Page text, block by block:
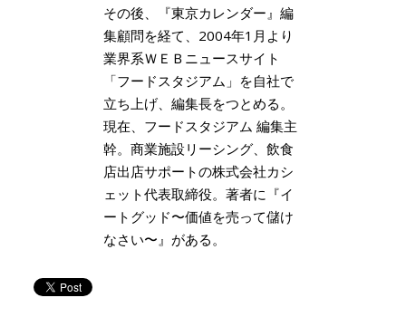
その後、『東京カレンダー』編
集顧問を経て、2004年1月より
業界系ＷＥＢニュースサイト
「フードスタジアム」を自社で
立ち上げ、編集長をつとめる。
現在、フードスタジアム 編集主
幹。商業施設リーシング、飲食
店出店サポートの株式会社カシ
ェット代表取締役。著者に『イ
ートグッド〜価値を売って儲け
なさい〜』がある。